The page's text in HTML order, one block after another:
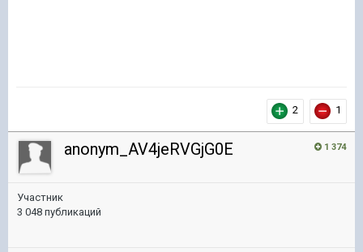
2 1
1 374
anonym_AV4jeRVGjG0E
Участник
3 048 публикаций